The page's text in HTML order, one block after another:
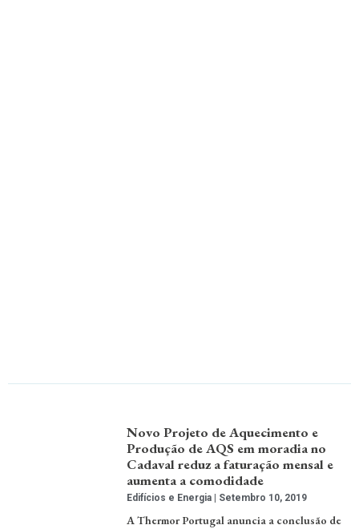
Novo Projeto de Aquecimento e
Produção de AQS em moradia no
Cadaval reduz a faturação mensal e
aumenta a comodidade
Edifícios e Energia Setembro 10, 2019
A Thermor Portugal anuncia a conclusão de